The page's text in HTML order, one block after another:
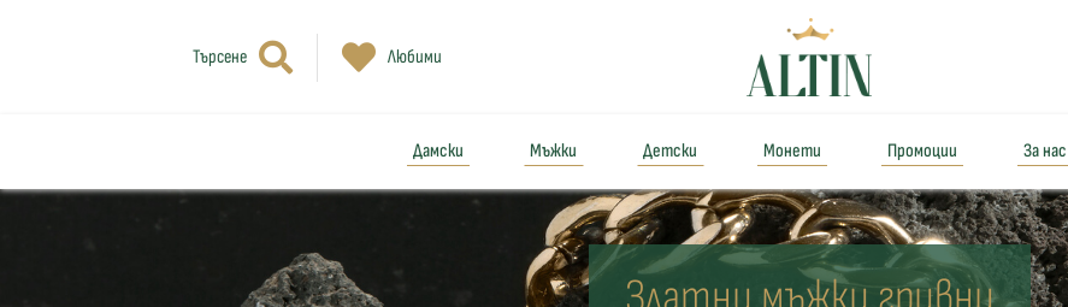
Търсене Любими
Дамски Мъжки Детски Монети Промоции За нас